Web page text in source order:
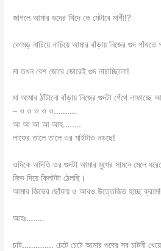
জাগলে আমার গুদের খিদে কে মেটাবে মাগী!?
কোমড় নাচিয়ে নাচিয়ে আমার বাঁড়ায় নিজের গুদ গাঁথতে
মা তখন বেশ জোরে জোরেই গুদ নাচাচ্ছিলো!
মা আমার ঠাঁটানো বাঁড়ায় নিজের গুদটা গেঁথে লাফাচ্ছে
– ও ও ও ও ও……….
আ আ আ আ আহ……..
লাফের তালে তালে ওর মাইটাও নড়ছে!
ওদিকে অদিতি ওর গুদটা আমার মুখের সামনে মেলে
জিভ দিয়ে ক্লিটটা ঠেলছি।
আমার জিভের ছোঁয়ায় ও আরও উত্তেজিত হচ্ছে ক্রমে!
আহঃ……..
চাট………….. চেটে চেটে আমার গুদের সব চাটনী